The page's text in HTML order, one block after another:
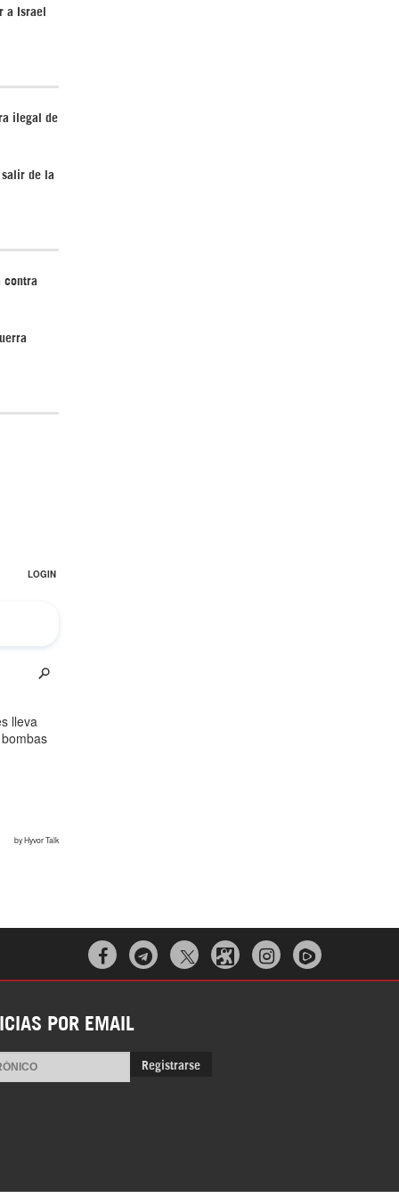
a Israel
ilegal de
salir de la
contra
  
POR EMAIL
Registrarse